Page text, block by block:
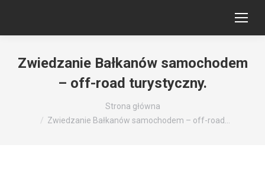
Zwiedzanie Bałkanów samochodem
– off-road turystyczny.
Strona główna
Zwiedzanie Bałkanów samochodem – off-road…